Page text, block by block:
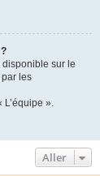
sur le
par les
».
Aller